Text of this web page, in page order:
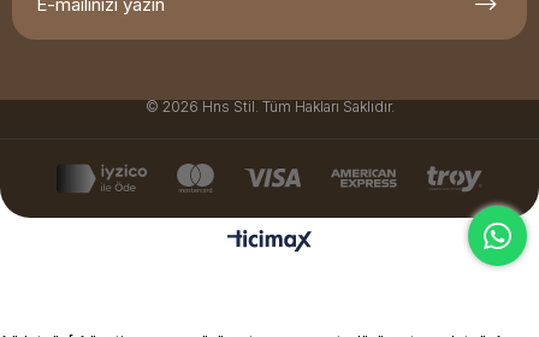
© 2026 Hns Stil. Tüm Hakları Saklıdır.